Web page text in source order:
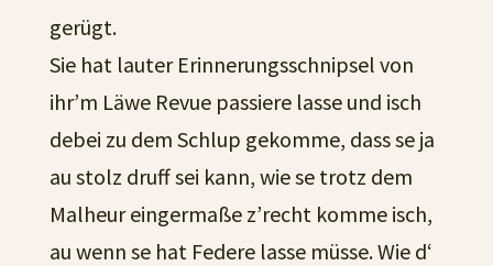
gerügt.
Sie hat lauter Erinnerungsschnipsel von
ihr’m Läwe Revue passiere lasse und isch
debei zu dem Schlup gekomme, dass se ja
au stolz druff sei kann, wie se trotz dem
Malheur eingermaße z’recht komme isch,
au wenn se hat Federe lasse müsse. Wie d‘